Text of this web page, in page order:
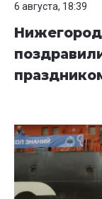
6 августа, 18:39